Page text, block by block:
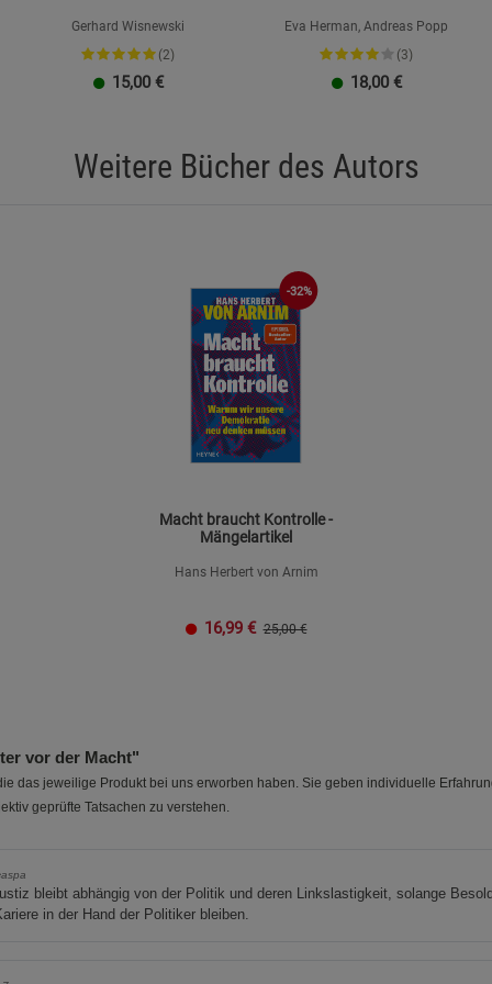
Gerhard Wisnewski
(2)
15,00 €
Eva Herman, Andreas Popp
(3)
18,00 €
Weitere Bücher des Autors
-32%
Macht braucht Kontrolle -
Mängelartikel
Hans Herbert von Arnim
16,99 € 25,00 €
vor der Macht"
das jeweilige Produkt bei uns erworben haben. Sie geben individuelle
geprüfte Tatsachen zu verstehen.
bleibt abhängig von der Politik und deren Linkslastigkeit, solange
in der Hand der Politiker bleiben.